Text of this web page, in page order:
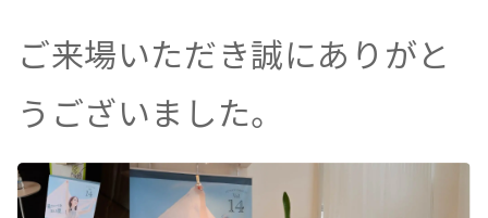
ご来場いただき誠にありがと
うございました。